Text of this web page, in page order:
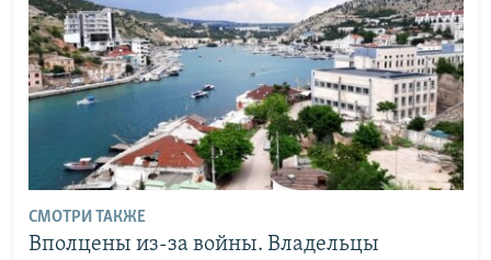
СМОТРИ ТАКЖЕ
Вполцены из-за войны. Владельцы